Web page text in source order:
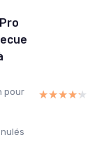
pour
★★★★★
★★★★★